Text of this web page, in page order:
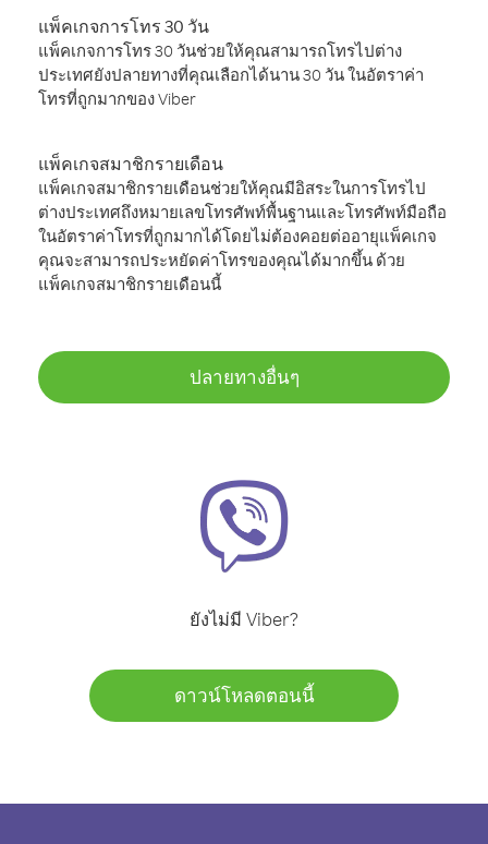
แพ็คเกจการโทร 30 วัน
แพ็คเกจการโทร 30 วันช่วยให้คุณสามารถโทรไปต่าง
ประเทศยังปลายทางที่คุณเลือกได้นาน 30 วัน ในอัตราค่า
โทรที่ถูกมากของ Viber
แพ็คเกจสมาชิกรายเดือน
แพ็คเกจสมาชิกรายเดือนช่วยให้คุณมีอิสระในการโทรไป
ต่างประเทศถึงหมายเลขโทรศัพท์พื้นฐานและโทรศัพท์มือถือ
ในอัตราค่าโทรที่ถูกมากได้โดยไม่ต้องคอยต่ออายุแพ็คเกจ
คุณจะสามารถประหยัดค่าโทรของคุณได้มากขึ้น ด้วย
แพ็คเกจสมาชิกรายเดือนนี้
ปลายทางอื่นๆ
ยังไม่มี Viber?
ดาวน์โหลดตอนนี้